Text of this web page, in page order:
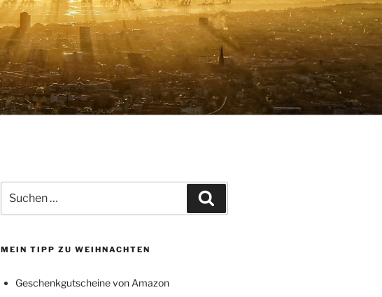
nach:
MEIN TIPP ZU WEIHNACHTEN
Geschenkgutscheine von Amazon